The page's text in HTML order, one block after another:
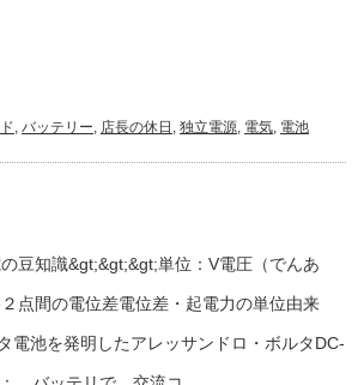
, バッテリー, 店長の休日 , 独立電源, 電気, 電池
豆知識&gt;&gt;&gt;単位：V電圧（でんあ
点間の電位差電位差・起電力の単位由来
電池を発明したアレッサンドロ・ボルタDC-